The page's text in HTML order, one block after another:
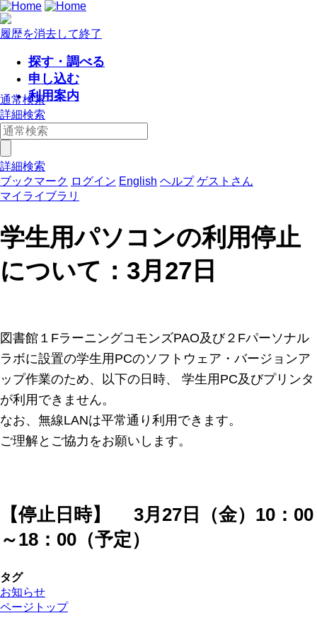
履歴を消去して終了
探す・調べる
申し込む
利用案内
通常検索
詳細検索
詳細検索
ブックマーク ログイン English ヘルプ ゲストさん
マイライブラリ
学生用パソコンの利用停止
について：3月27日
図書館１FラーニングコモンズPAO及び２Fパーソナル
ラボに設置の学生用PCのソフトウェア・バージョンア
ップ作業のため、以下の日時、 学生用PC及びプリンタ
が利用できません。
なお、無線LANは平常通り利用できます。
ご理解とご協力をお願いします。
【停止日時】 3月27日（金）10：00
～18：00（予定）
タグ
お知らせ
ページトップ